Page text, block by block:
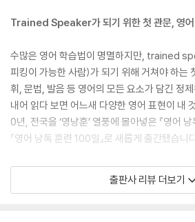
Trained Speaker가 되기 위한 첫 관문, 영어
수많은 영어 학습법이 명멸하지만, trained
피킹이 가능한 사람)가 되기 위해 거쳐야 하는
휘, 문법, 발음 등 영어의 모든 요소가 담긴 정
내어 읽다 보면 어느새 다양한 영어 표현이 내
0년, 전국을 ‘영낭훈’ 열풍에 몰아넣은 『영어
『영어 낭독 훈련 100일』로 새롭게 출간됐습니
하나_낭독과 암송을 동시에 학습할 수 있는 최
출판사 리뷰 더보기